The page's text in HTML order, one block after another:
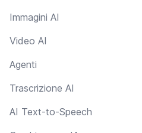
Immagini AI
Video AI
Agenti
Trascrizione AI
AI Text-to-Speech